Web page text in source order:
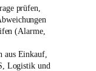
prüfen,
(Alarme,
aus Einkauf,
Logistik und